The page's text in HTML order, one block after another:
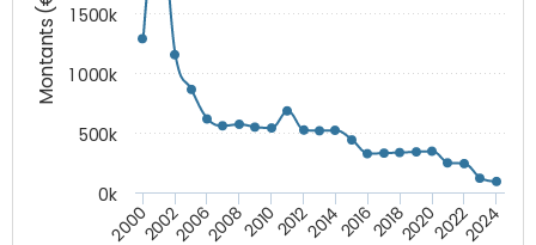
Montants (€)
200020022006200820102012201420162018202020222024
0k
500k
1 000k
1 500k